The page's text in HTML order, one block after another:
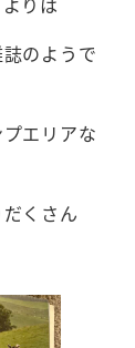
のようで
エリアな
くさん